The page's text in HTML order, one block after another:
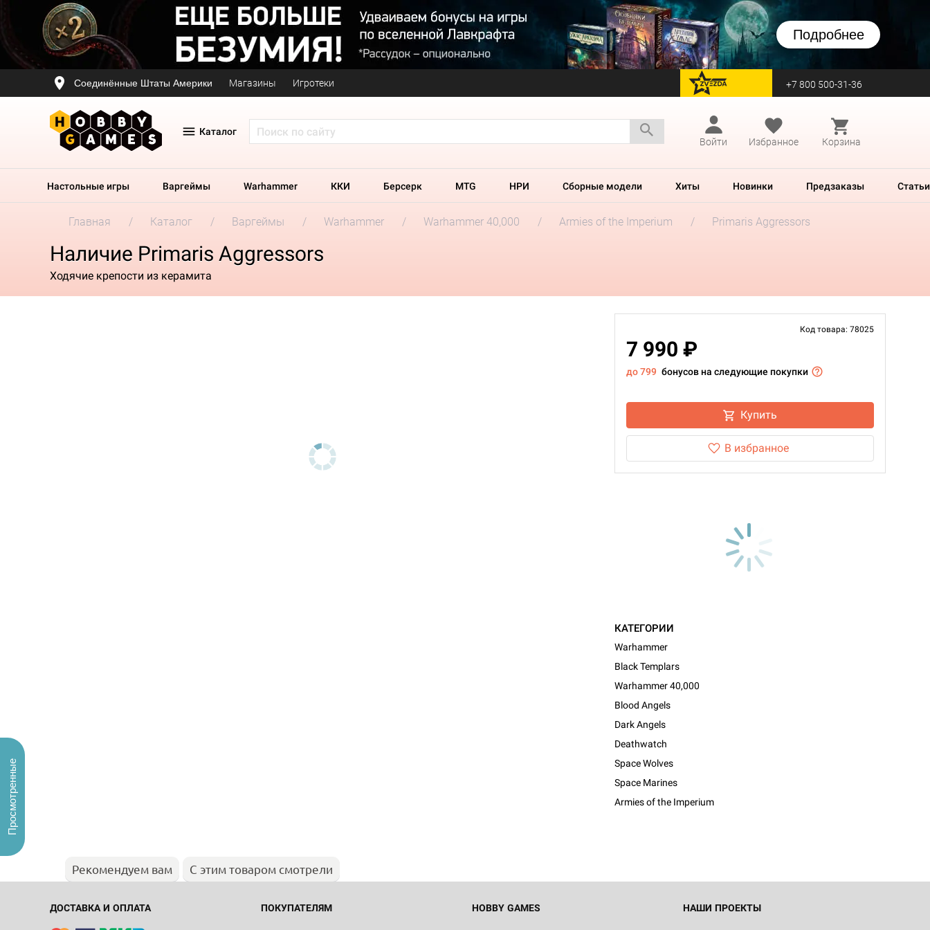
Подробнее
Соединённые Штаты Америки Магазины Игротеки перейти на Zvezda +7 800 500-31-36
Каталог
Войти
Избранное Корзина
Настольные игры Варгеймы Warhammer ККИ Берсерк MTG НРИ Сборные модели Хиты Новинки Предзаказы Статьи
Главная Каталог Варгеймы Warhammer Warhammer 40,000 Armies of the Imperium Primaris Aggressors
Наличие Primaris Aggressors
Ходячие крепости из керамита
Код товара: 78025
7 990 ₽
до 799 бонусов на следующие покупки
Купить
В избранное
КАТЕГОРИИ
Warhammer
Black Templars
Warhammer 40,000
Blood Angels
Dark Angels
Deathwatch
Space Wolves
Space Marines
Armies of the Imperium
Рекомендуем вам С этим товаром смотрели
ДОСТАВКА И ОПЛАТА ПОКУПАТЕЛЯМ HOBBY GAMES НАШИ ПРОЕКТЫ
Просмотренные
Настольная игра Hobby World Монстры
Белая смерть
12 990